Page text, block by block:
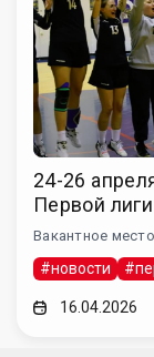
24-26
Первой
Вакантное
#новости
16.04.2026